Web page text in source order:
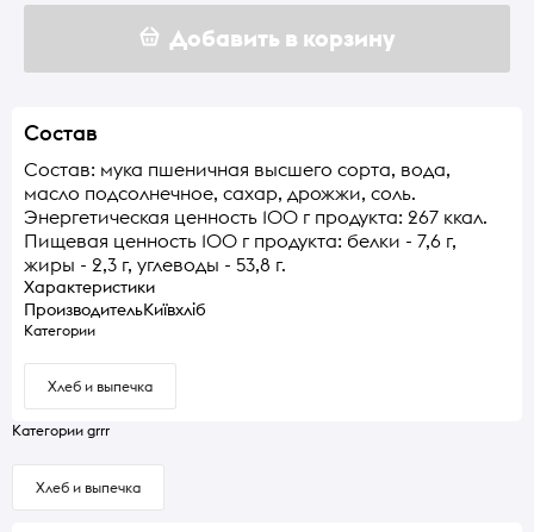
Добавить в корзину
Состав
Состав: мука пшеничная высшего сорта, вода,
масло подсолнечное, сахар, дрожжи, соль.
Энергетическая ценность 100 г продукта: 267 ккал.
Пищевая ценность 100 г продукта: белки - 7,6 г,
жиры - 2,3 г, углеводы - 53,8 г.
Характеристики
ПроизводительКиївхліб
Категории
Хлеб и выпечка
Категории grrr
Хлеб и выпечка